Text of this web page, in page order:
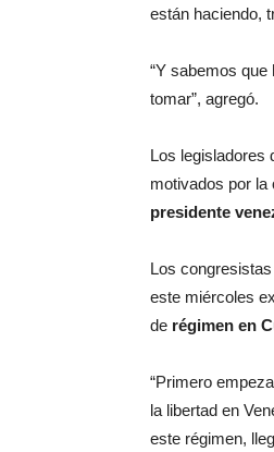
están haciendo,
“Y sabemos
tomar”, agregó.
Los legisladores
motivados por la
presidente
Los
este miércoles
de régimen en
“Primero
la libertad en
este régimen,